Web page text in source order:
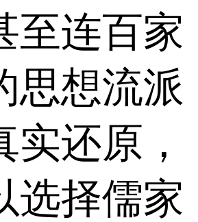
至连百家
思想流派
实还原，
选择儒家